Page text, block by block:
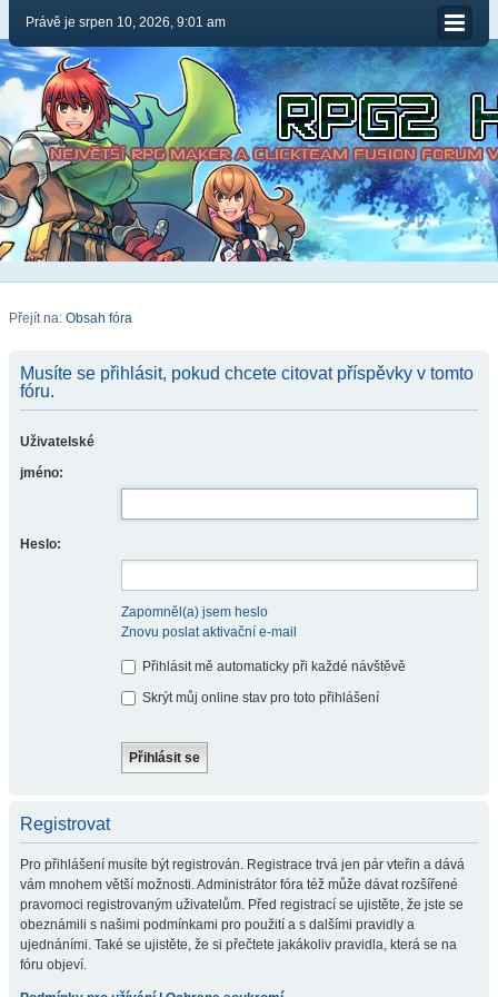
Právě je srpen 10, 2026, 9:01 am
Přejít na: Obsah fóra
Musíte se přihlásit, pokud chcete citovat příspěvky v tomto
fóru.
Uživatelské
jméno:
Heslo:
Zapomněl(a) jsem heslo
Znovu poslat aktivační e-mail
Přihlásit mě automaticky při každé návštěvě
Skrýt můj online stav pro toto přihlášení
Registrovat
Pro přihlášení musíte být registrován. Registrace trvá jen pár vteřin a dává
vám mnohem větší možnosti. Administrátor fóra též může dávat rozšířené
pravomoci registrovaným uživatelům. Před registrací se ujistěte, že jste se
obeznámili s našimi podmínkami pro použití a s dalšími pravidly a
ujednáními. Také se ujistěte, že si přečtete jakákoliv pravidla, která se na
fóru objeví.